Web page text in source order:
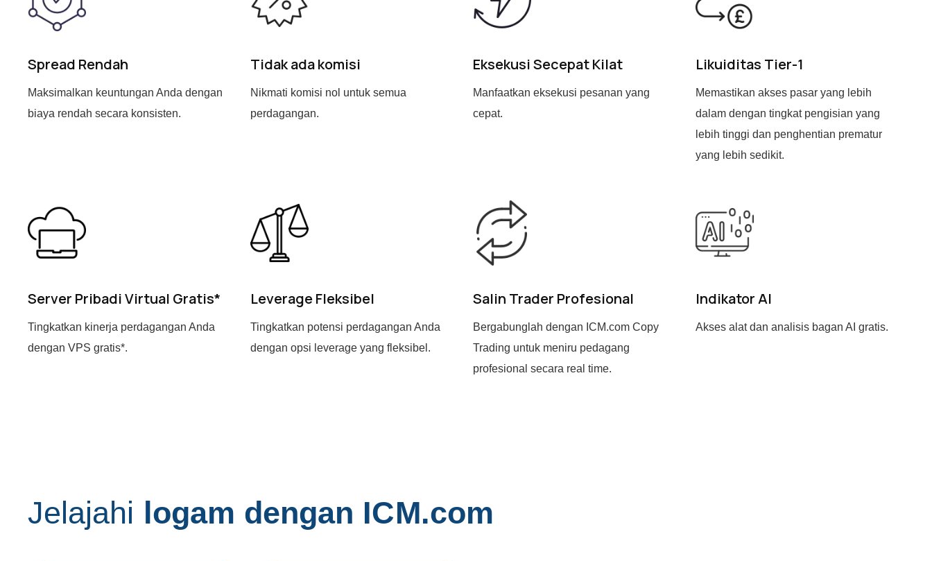
Spread Rendah
Maksimalkan keuntungan Anda dengan
biaya rendah secara konsisten.
Tidak ada komisi
Nikmati komisi nol untuk semua
perdagangan.
Eksekusi Secepat Kilat
Manfaatkan eksekusi pesanan yang
cepat.
Likuiditas Tier-1
Memastikan akses pasar yang lebih
dalam dengan tingkat pengisian yang
lebih tinggi dan penghentian prematur
yang lebih sedikit.
Server Pribadi Virtual Gratis*
Tingkatkan kinerja perdagangan Anda
dengan VPS gratis*.
Leverage Fleksibel
Tingkatkan potensi perdagangan Anda
dengan opsi leverage yang fleksibel.
Salin Trader Profesional
Bergabunglah dengan ICM.com Copy
Trading untuk meniru pedagang
profesional secara real time.
Indikator AI
Akses alat dan analisis bagan AI gratis.
Jelajahi logam dengan ICM.com